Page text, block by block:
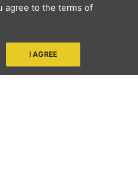
Boa Vontade. Todos os direitos
agree to the terms of
I AGREE